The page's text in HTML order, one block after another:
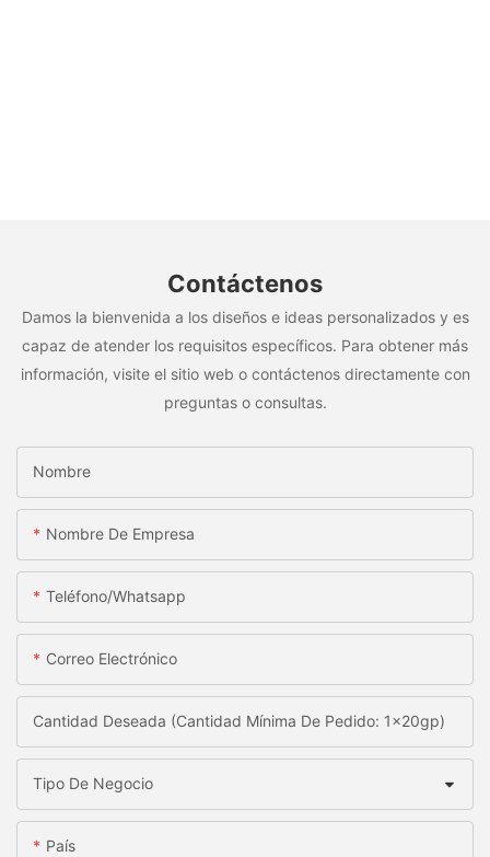
Contáctenos
Damos la bienvenida a los diseños e ideas personalizados y es
capaz de atender los requisitos específicos. Para obtener más
información, visite el sitio web o contáctenos directamente con
preguntas o consultas.
Nombre
Nombre De Empresa
Teléfono/whatsapp
Correo Electrónico
Cantidad Deseada (Cantidad Mínima De Pedido: 1x20gp)
Tipo De Negocio
País